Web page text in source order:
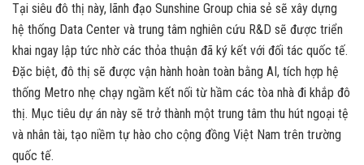
Tại siêu đô thị này, lãnh đạo Sunshine Group chia sẻ sẽ xây dựng
hệ thống Data Center và trung tâm nghiên cứu R&D sẽ được triển
khai ngay lập tức nhờ các thỏa thuận đã ký kết với đối tác quốc tế.
Đặc biệt, đô thị sẽ được vận hành hoàn toàn bằng AI, tích hợp hệ
thống Metro nhẹ chạy ngầm kết nối từ hầm các tòa nhà đi khắp đô
thị. Mục tiêu dự án này sẽ trở thành một trung tâm thu hút ngoại tệ
và nhân tài, tạo niềm tự hào cho cộng đồng Việt Nam trên trường
quốc tế.